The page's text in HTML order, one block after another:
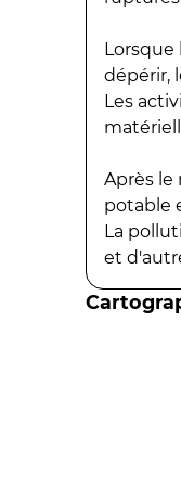
Lorsque
dépérir,
Les
Après le
potable
La
et